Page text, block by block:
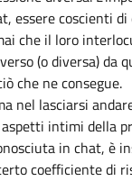
essere coscienti
che il loro
(o diversa) da
che ne consegue.
nel lasciarsi
intimi della
in chat, è
coefficiente di